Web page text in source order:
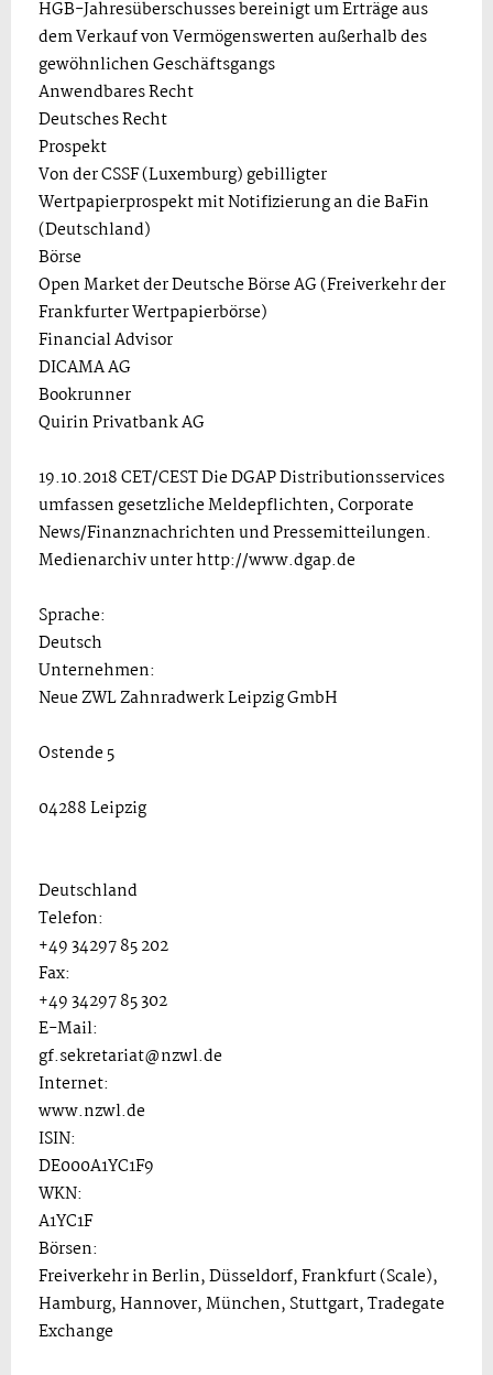
HGB-Jahresüberschusses bereinigt um Erträge aus
dem Verkauf von Vermögenswerten außerhalb des
gewöhnlichen Geschäftsgangs
Anwendbares Recht
Deutsches Recht
Prospekt
Von der CSSF (Luxemburg) gebilligter
Wertpapierprospekt mit Notifizierung an die BaFin
(Deutschland)
Börse
Open Market der Deutsche Börse AG (Freiverkehr der
Frankfurter Wertpapierbörse)
Financial Advisor
DICAMA AG
Bookrunner
Quirin Privatbank AG
19.10.2018 CET/CEST Die DGAP Distributionsservices
umfassen gesetzliche Meldepflichten, Corporate
News/Finanznachrichten und Pressemitteilungen.
Medienarchiv unter http://www.dgap.de
Sprache:
Deutsch
Unternehmen:
Neue ZWL Zahnradwerk Leipzig GmbH
Ostende 5
04288 Leipzig
Deutschland
Telefon:
+49 34297 85 202
Fax:
+49 34297 85 302
E-Mail:
gf.sekretariat@nzwl.de
Internet:
www.nzwl.de
ISIN:
DE000A1YC1F9
WKN:
A1YC1F
Börsen:
Freiverkehr in Berlin, Düsseldorf, Frankfurt (Scale),
Hamburg, Hannover, München, Stuttgart, Tradegate
Exchange